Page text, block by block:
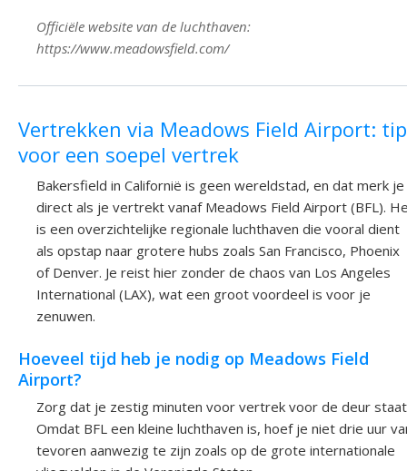
Officiële website van de luchthaven:
https://www.meadowsfield.com/
Vertrekken via Meadows Field Airport:
voor een soepel vertrek
Bakersfield in Californië is geen wereldstad, en dat merk je
direct als je vertrekt vanaf Meadows Field Airport (BFL).
is een overzichtelijke regionale luchthaven die vooral dient
als opstap naar grotere hubs zoals San Francisco, Phoenix
of Denver. Je reist hier zonder de chaos van Los Angeles
International (LAX), wat een groot voordeel is voor je
zenuwen.
Hoeveel tijd heb je nodig op Meadows Field
Airport?
Zorg dat je zestig minuten voor vertrek voor de deur
Omdat BFL een kleine luchthaven is, hoef je niet drie uur
tevoren aanwezig te zijn zoals op de grote internationale